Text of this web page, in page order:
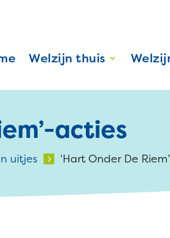
Welzijn thuis
acties
uitjes 5 ‘Hart Onder De